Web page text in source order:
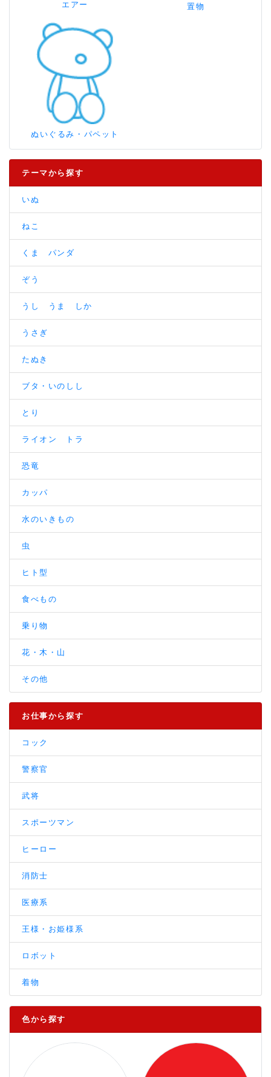
エアー 置物
ぬいぐるみ・パペット
テーマから探す
いぬ
ねこ
くま パンダ
ぞう
うし うま しか
うさぎ
たぬき
ブタ・いのしし
とり
ライオン トラ
恐竜
カッパ
水のいきもの
虫
ヒト型
食べもの
乗り物
花・木・山
その他
お仕事から探す
コック
警察官
武将
スポーツマン
ヒーロー
消防士
医療系
王様・お姫様系
ロボット
着物
色から探す